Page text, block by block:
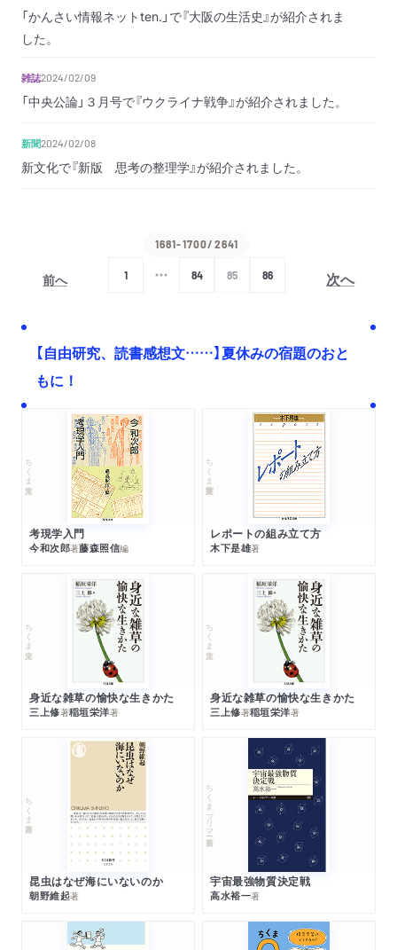
「かんさい情報ネットten.」で『大阪の生活史』が紹介されま
した。
雑誌2024/02/09
「中央公論」３月号で『ウクライナ戦争』が紹介されました。
新聞2024/02/08
新文化で『新版 思考の整理学』が紹介されました。
前へ
1681-1700/2641
1 84 85 86 次へ
【自由研究、読書感想文……】夏休みの宿題のおと
もに！
ちくま文庫
考現学入門
今和次郎著藤森照信編
ちくま学芸文庫
レポートの組み立て方
木下是雄著
ちくま文庫
身近な雑草の愉快な生きかた
三上修著稲垣栄洋著
ちくま文庫
身近な雑草の愉快な生きかた
三上修著稲垣栄洋著
ちくま新書
昆虫はなぜ海にいないのか
朝野維起著
ちくまプリマー新書
宇宙最強物質決定戦
高水裕一著